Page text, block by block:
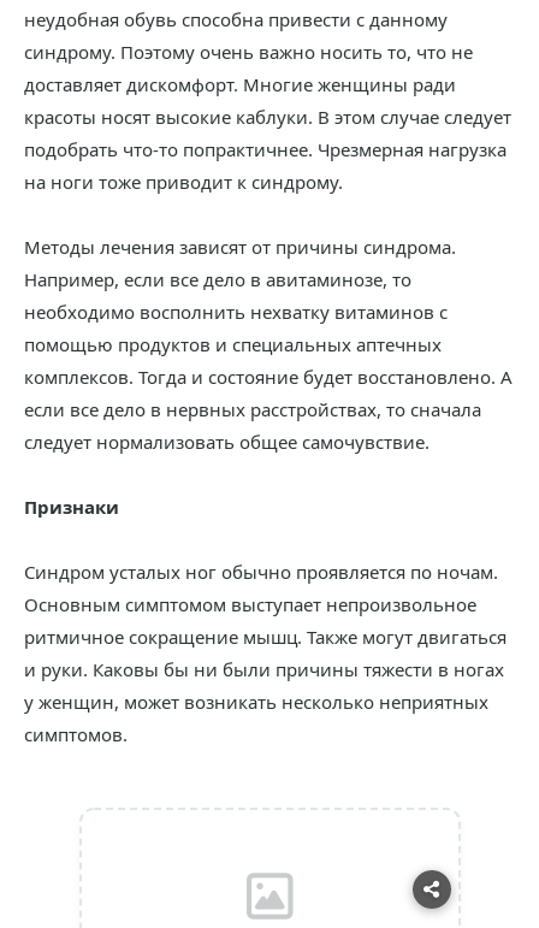
неудобная обувь способна привести с данному
синдрому. Поэтому очень важно носить то, что не
доставляет дискомфорт. Многие женщины ради
красоты носят высокие каблуки. В этом случае следует
подобрать что-то попрактичнее. Чрезмерная нагрузка
на ноги тоже приводит к синдрому.
Методы лечения зависят от причины синдрома.
Например, если все дело в авитаминозе, то
необходимо восполнить нехватку витаминов с
помощью продуктов и специальных аптечных
комплексов. Тогда и состояние будет восстановлено. А
если все дело в нервных расстройствах, то сначала
следует нормализовать общее самочувствие.
Признаки
Синдром усталых ног обычно проявляется по ночам.
Основным симптомом выступает непроизвольное
ритмичное сокращение мышц. Также могут двигаться
и руки. Каковы бы ни были причины тяжести в ногах
у женщин, может возникать несколько неприятных
симптомов.